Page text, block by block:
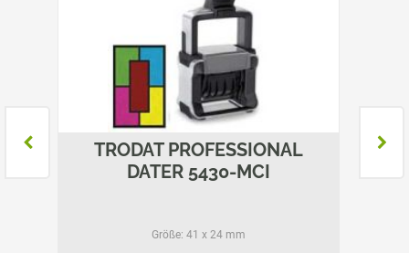
TRODAT PROFESSIONAL
DATER 5430-MCI
Größe: 41 x 24 mm